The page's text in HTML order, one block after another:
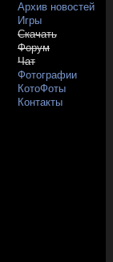
Архив новостей
Игры
Скачать
Форум
Чат
Фотографии
КотоФоты
Контакты